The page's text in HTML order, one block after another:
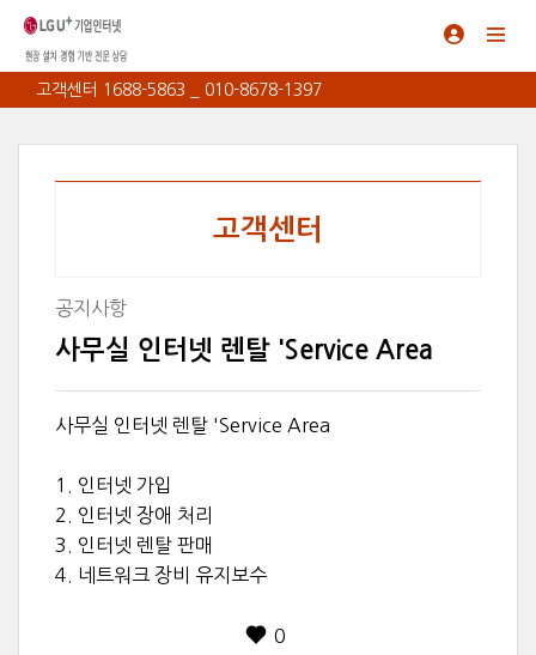
고객센터 1688-5863 _ 010-8678-1397
고객센터
공지사항
사무실 인터넷 렌탈 'Service Area
사무실 인터넷 렌탈 'Service Area
1. 인터넷 가입
2. 인터넷 장애 처리
3. 인터넷 렌탈 판매
4. 네트워크 장비 유지보수
0